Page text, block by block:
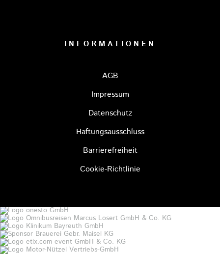
INFORMATIONEN
AGB
Impressum
Datenschutz
Haftungsausschluss
Barrierefreiheit
Cookie-Richtlinie